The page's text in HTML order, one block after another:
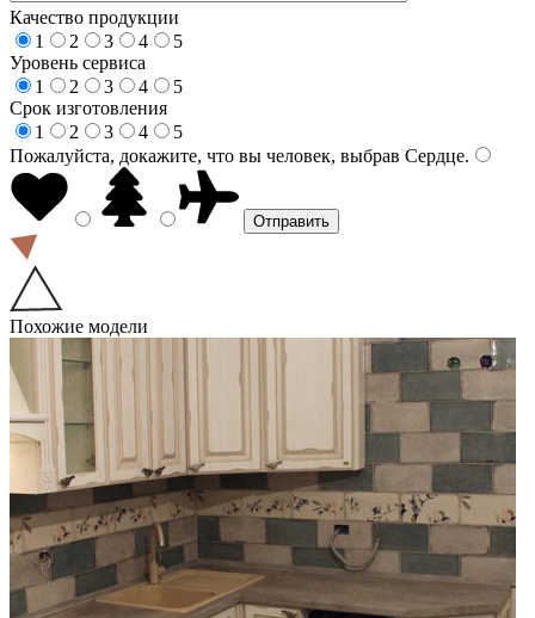
Качество продукции
1
2 3 4
5
Уровень сервиса
1
2 3 4
5
Срок изготовления
1
2 3 4
5
Пожалуйста, докажите, что вы человек, выбрав Сердце.
Похожие модели